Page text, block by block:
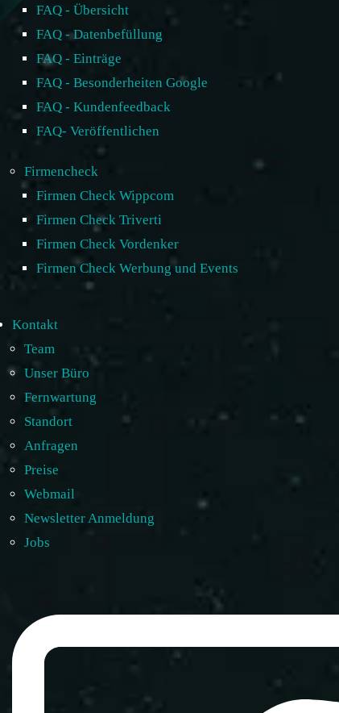
FAQ - Übersicht
FAQ - Datenbefüllung
FAQ - Einträge
FAQ - Besonderheiten Google
FAQ - Kundenfeedback
FAQ- Veröffentlichen
Firmencheck
Firmen Check Wippcom
Firmen Check Triverti
Firmen Check Vordenker
Firmen Check Werbung und Events
Kontakt
Team
Unser Büro
Fernwartung
Standort
Anfragen
Preise
Webmail
Newsletter Anmeldung
Jobs